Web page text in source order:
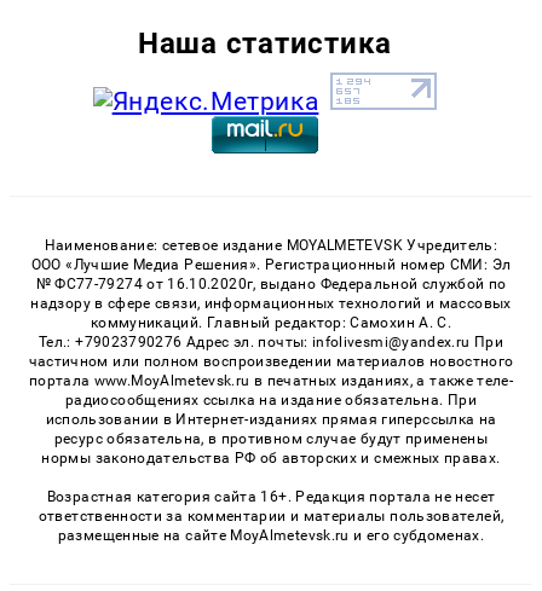
Наша статистика
Наименование: сетевое издание MOYALMETEVSK Учредитель:
ООО «Лучшие Медиа Решения». Регистрационный номер СМИ: Эл
№ ФС77-79274 от 16.10.2020г, выдано Федеральной службой по
надзору в сфере связи, информационных технологий и массовых
коммуникаций. Главный редактор: Самохин А. С.
Тел.: +79023790276 Адрес эл. почты: infolivesmi@yandex.ru При
частичном или полном воспроизведении материалов новостного
портала www.MoyAlmetevsk.ru в печатных изданиях, а также теле-
радиосообщениях ссылка на издание обязательна. При
использовании в Интернет-изданиях прямая гиперссылка на
ресурс обязательна, в противном случае будут применены
нормы законодательства РФ об авторских и смежных правах.
Возрастная категория сайта 16+. Редакция портала не несет
ответственности за комментарии и материалы пользователей,
размещенные на сайте MoyAlmetevsk.ru и его субдоменах.